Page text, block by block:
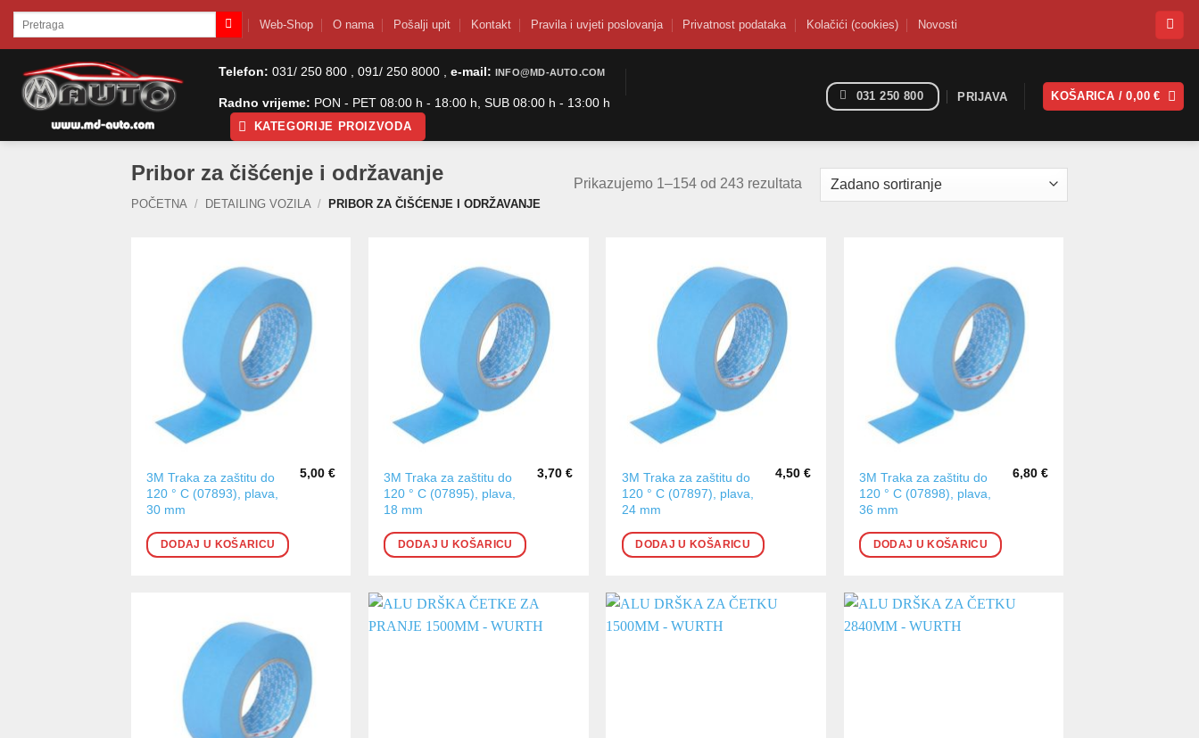
SkipPretraži: Web-Shop O nama Pošalji upit Kontakt Pravila i uvjeti poslovanja Privatnost podataka Kolačići (cookies) Novosti
Telefon: 031/ 250 800 , 091/ 250 8000 , e-mail: INFO@MD-AUTO.COM
Radno vrijeme: PON - PET 08:00 h - 18:00 h, SUB 08:00 h - 13:00 h
KATEGORIJE PROIZVODA
031 250 800 PRIJAVA KOŠARICA /0,00€
Pribor za čišćenje i održavanje
POČETNA / DETAILING VOZILA / PRIBOR ZA ČIŠĆENJE I ODRŽAVANJE
Prikazujemo 1–154 od 243 rezultata
3M Traka za zaštitu do
120 ° C (07893), plava,
30 mm
5,00€
DODAJ U KOŠARICU
3M Traka za zaštitu do
120 ° C (07895), plava,
18 mm
3,70€
DODAJ U KOŠARICU
3M Traka za zaštitu do
120 ° C (07897), plava,
24 mm
4,50 €
DODAJ U KOŠARICU
3M Traka za zaštitu do
120 ° C (07898), plava,
36 mm
6,80 €
DODAJ U KOŠARICU